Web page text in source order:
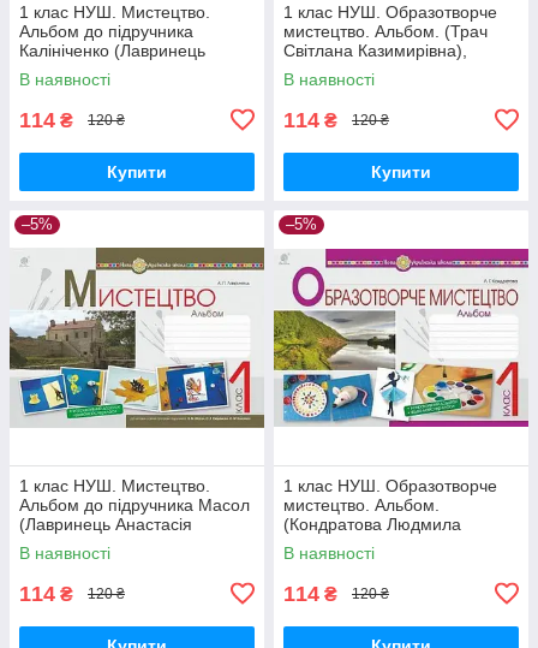
1 клас НУШ. Мистецтво.
Альбом до підручника
Калініченко (Лавринець
Анастасія Павлівна), Богдан
В наявності
114 ₴ 120 ₴
Купити
1 клас НУШ. Образотворче
мистецтво. Альбом. (Трач
Світлана Казимирівна),
Богдан
В наявності
114 ₴ 120 ₴
Купити
–5%
1 клас НУШ. Мистецтво.
Альбом до підручника Масол
(Лавринець Анастасія
Павлівна), Богдан
В наявності
114 ₴ 120 ₴
–5%
1 клас НУШ. Образотворче
мистецтво. Альбом.
(Кондратова Людмила
Григорівна), Богдан
В наявності
114 ₴ 120 ₴